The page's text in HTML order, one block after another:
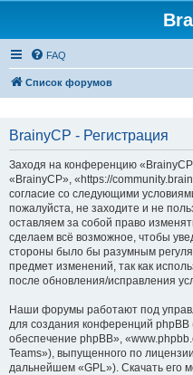
FAQ
Список форумов
BrainyCP - Регистрация
Заходя на конференцию
«BrainyCP», «https://
согласие со следующими
пожалуйста, не заходите и не
оставляем за собой право
сделаем всё возможное, чтобы
стороны было бы разумным
предмет изменений, так как
после обновления/исправления
Наши форумы работают под
для создания конференций
обеспечение phpBB»,
Teams»), выпущенного по
дальнейшем «GPL»). Скачать его